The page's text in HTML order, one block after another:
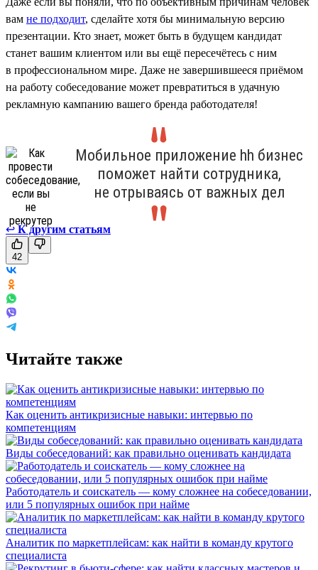
вам не подходит, сделайте хотя бы минимальную версию
презентации. Кто знает, может быть в будущем кандидат
станет вашим клиентом или вы ещё пересечётесь с ним
в профессиональном мире. Даже не завершившееся приёмом
на работу собеседование может превратиться в удачную
рекламную кампанию вашего бренда работодателя!
Мобильное приложение hh бизнес
поможет найти сотрудника,
не отрываясь от важных дел
↩ К другим статьям
42
Читайте также
Как оценить антикризисные навыки: интервью по
компетенциям
Виды собеседований: как правильно оценивать кандидата
Работодатель и соискатель — кому сложнее на собеседовании,
или 5 популярных ошибок при найме
Аналитик по маркетплейсам: как найти в команду крутого
специалиста